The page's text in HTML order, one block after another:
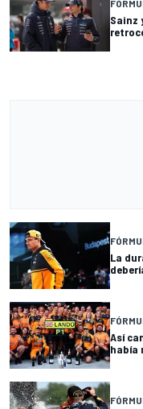
Sainz
La
Así
había